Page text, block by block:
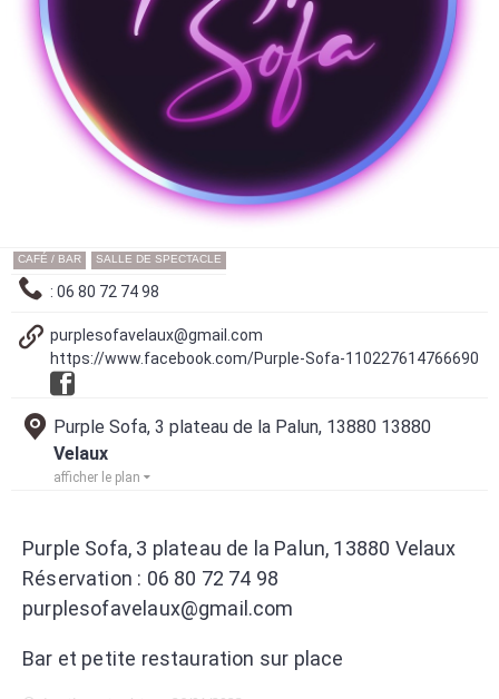
CAFÉ / BAR SALLE DE SPECTACLE
: 06 80 72 74 98
purplesofavelaux@gmail.com
https://www.facebook.com/Purple-Sofa-110227614766690
Purple Sofa, 3 plateau de la Palun, 13880 13880
Velaux
afficher le plan
Purple Sofa, 3 plateau de la Palun, 13880 Velaux
Réservation : 06 80 72 74 98
purplesofavelaux@gmail.com
Bar et petite restauration sur place